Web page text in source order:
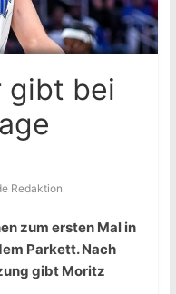
gibt bei
Redaktion
zum ersten Mal in
Parkett. Nach
gibt Moritz